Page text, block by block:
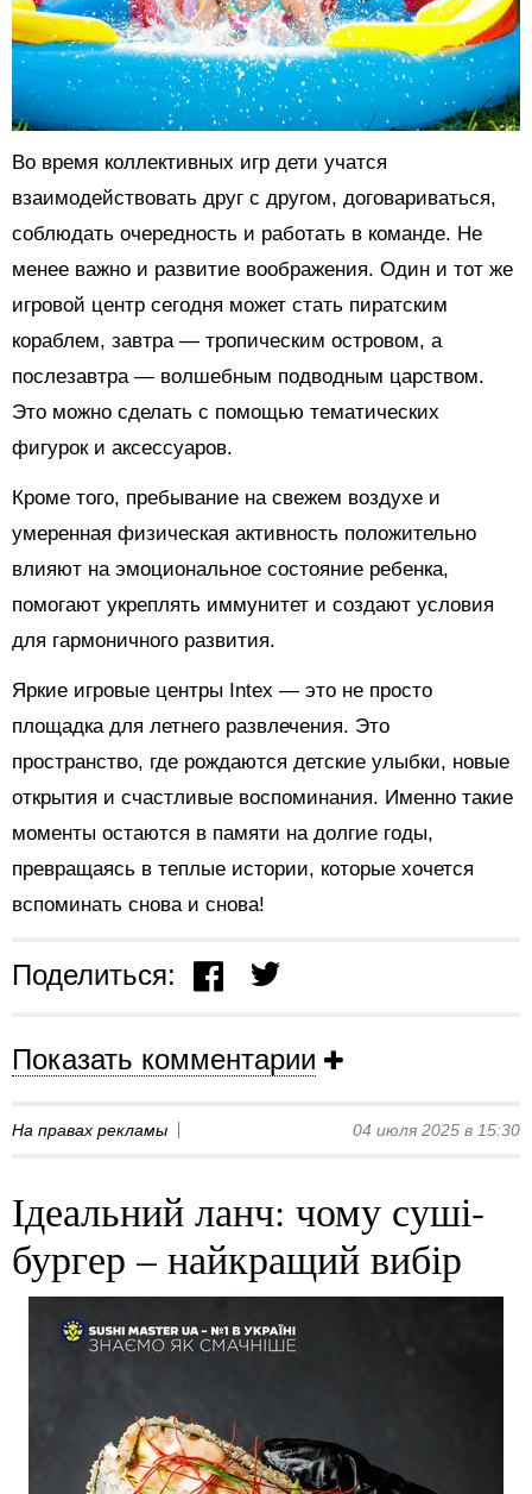
Во время коллективных игр дети учатся
взаимодействовать друг с другом, договариваться,
соблюдать очередность и работать в команде. Не
менее важно и развитие воображения. Один и тот же
игровой центр сегодня может стать пиратским
кораблем, завтра — тропическим островом, а
послезавтра — волшебным подводным царством.
Это можно сделать с помощью тематических
фигурок и аксессуаров.
Кроме того, пребывание на свежем воздухе и
умеренная физическая активность положительно
влияют на эмоциональное состояние ребенка,
помогают укреплять иммунитет и создают условия
для гармоничного развития.
Яркие игровые центры Intex — это не просто
площадка для летнего развлечения. Это
пространство, где рождаются детские улыбки, новые
открытия и счастливые воспоминания. Именно такие
моменты остаются в памяти на долгие годы,
превращаясь в теплые истории, которые хочется
вспоминать снова и снова!
Поделиться:
Показать комментарии
На правах рекламы 04 июля 2025 в 15:30
Ідеальний ланч: чому суші-
бургер – найкращий вибір